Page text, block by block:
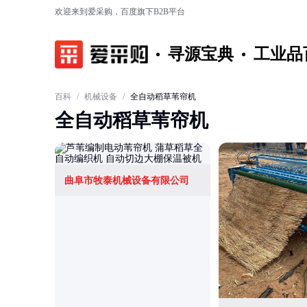
欢迎来到爱采购，百度旗下B2B平台
寻源宝典 工业品
百科 / 机械设备 / 全自动稻草苇帘机
全自动稻草苇帘机
曲阜市牧泰机械设备有限公司